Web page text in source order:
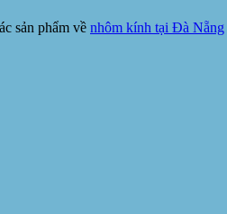
sản phẩm về nhôm kính tại Đà Nẵng